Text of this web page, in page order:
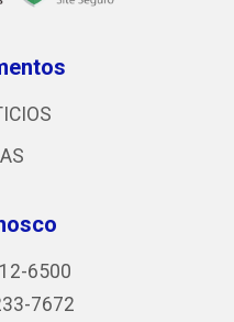
6500
7672